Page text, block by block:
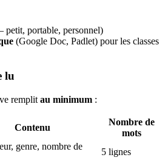
portable, personnel)
(Google Doc, Padlet) pour les classes
lu
remplit au minimum :
Contenu
Nombre de
mots
genre, nombre de
5 lignes